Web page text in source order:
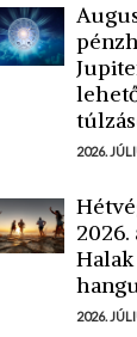
2026.
2026.
2026.